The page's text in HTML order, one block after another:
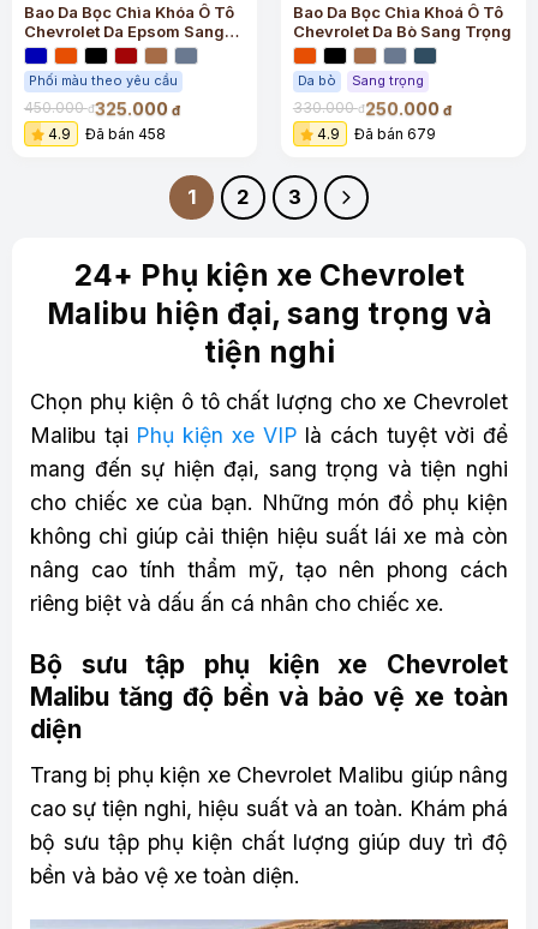
Bao Da Bọc Chìa Khóa Ô Tô
Chevrolet Da Epsom Sang
Trọng
Phối màu theo yêu cầu
450.000đ325.000 đ
4.9 Đã bán 458
Bao Da Bọc Chìa Khoá Ô Tô
Chevrolet Da Bò Sang Trọng
Da bò Sang trọng
330.000đ250.000 đ
4.9 Đã bán 679
1 2 3
24+ Phụ kiện xe Chevrolet
Malibu hiện đại, sang trọng và
tiện nghi
Chọn phụ kiện ô tô chất lượng cho xe Chevrolet
Malibu tại Phụ kiện xe VIP là cách tuyệt vời để
mang đến sự hiện đại, sang trọng và tiện nghi
cho chiếc xe của bạn. Những món đồ phụ kiện
không chỉ giúp cải thiện hiệu suất lái xe mà còn
nâng cao tính thẩm mỹ, tạo nên phong cách
riêng biệt và dấu ấn cá nhân cho chiếc xe.
Bộ sưu tập phụ kiện xe Chevrolet
Malibu tăng độ bền và bảo vệ xe toàn
diện
Trang bị phụ kiện xe Chevrolet Malibu giúp nâng
cao sự tiện nghi, hiệu suất và an toàn. Khám phá
bộ sưu tập phụ kiện chất lượng giúp duy trì độ
bền và bảo vệ xe toàn diện.